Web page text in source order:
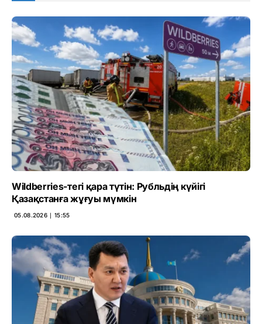
Wildberries-тегі қара түтін: Рубльдің күйігі
Қазақстанға жұғуы мүмкін
05.08.2026 ∣ 15:55